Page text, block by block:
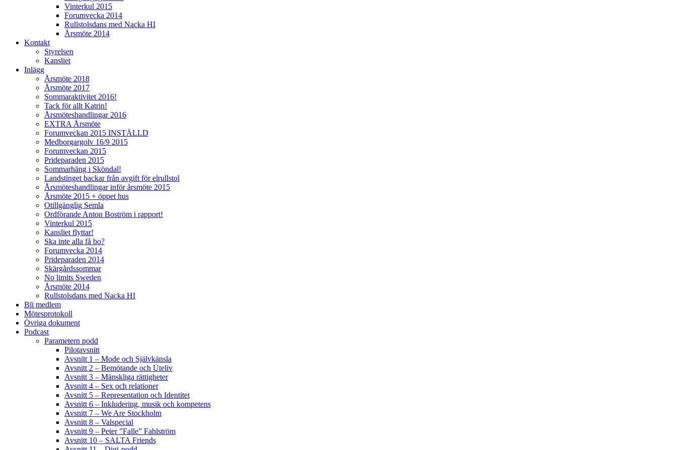
Vinterkul 2015
Forumvecka 2014
Rullstolsdans med Nacka HI
Årsmöte 2014
Kontakt
Styrelsen
Kansliet
Inlägg
Årsmöte 2018
Årsmöte 2017
Sommaraktivitet 2016!
Tack för allt Katrin!
Årsmöteshandlingar 2016
EXTRA Årsmöte
Forumveckan 2015 INSTÄLLD
Medborgargolv 16/9 2015
Forumveckan 2015
Prideparaden 2015
Sommarhäng i Sköndal!
Landstinget backar från avgift för elrullstol
Årsmöteshandlingar inför årsmöte 2015
Årsmöte 2015 + öppet hus
Otillgänglig Semla
Ordförande Anton Boström i rapport!
Vinterkul 2015
Kansliet flyttar!
Ska inte alla få bo?
Forumvecka 2014
Prideparaden 2014
Skärgårdssommar
No limits Sweden
Årsmöte 2014
Rullstolsdans med Nacka HI
Bli medlem
Mötesprotokoll
Övriga dokument
Podcast
Parametern podd
Pilotavsnitt
Avsnitt 1 – Mode och Självkänsla
Avsnitt 2 – Bemötande och Uteliv
Avsnitt 3 – Mänskliga rättigheter
Avsnitt 4 – Sex och relationer
Avsnitt 5 – Representation och Identitet
Avsnitt 6 – Inkludering, musik och kompetens
Avsnitt 7 – We Are Stockholm
Avsnitt 8 – Valspecial
Avsnitt 9 – Peter ”Falle” Fahlström
Avsnitt 10 – SALTA Friends